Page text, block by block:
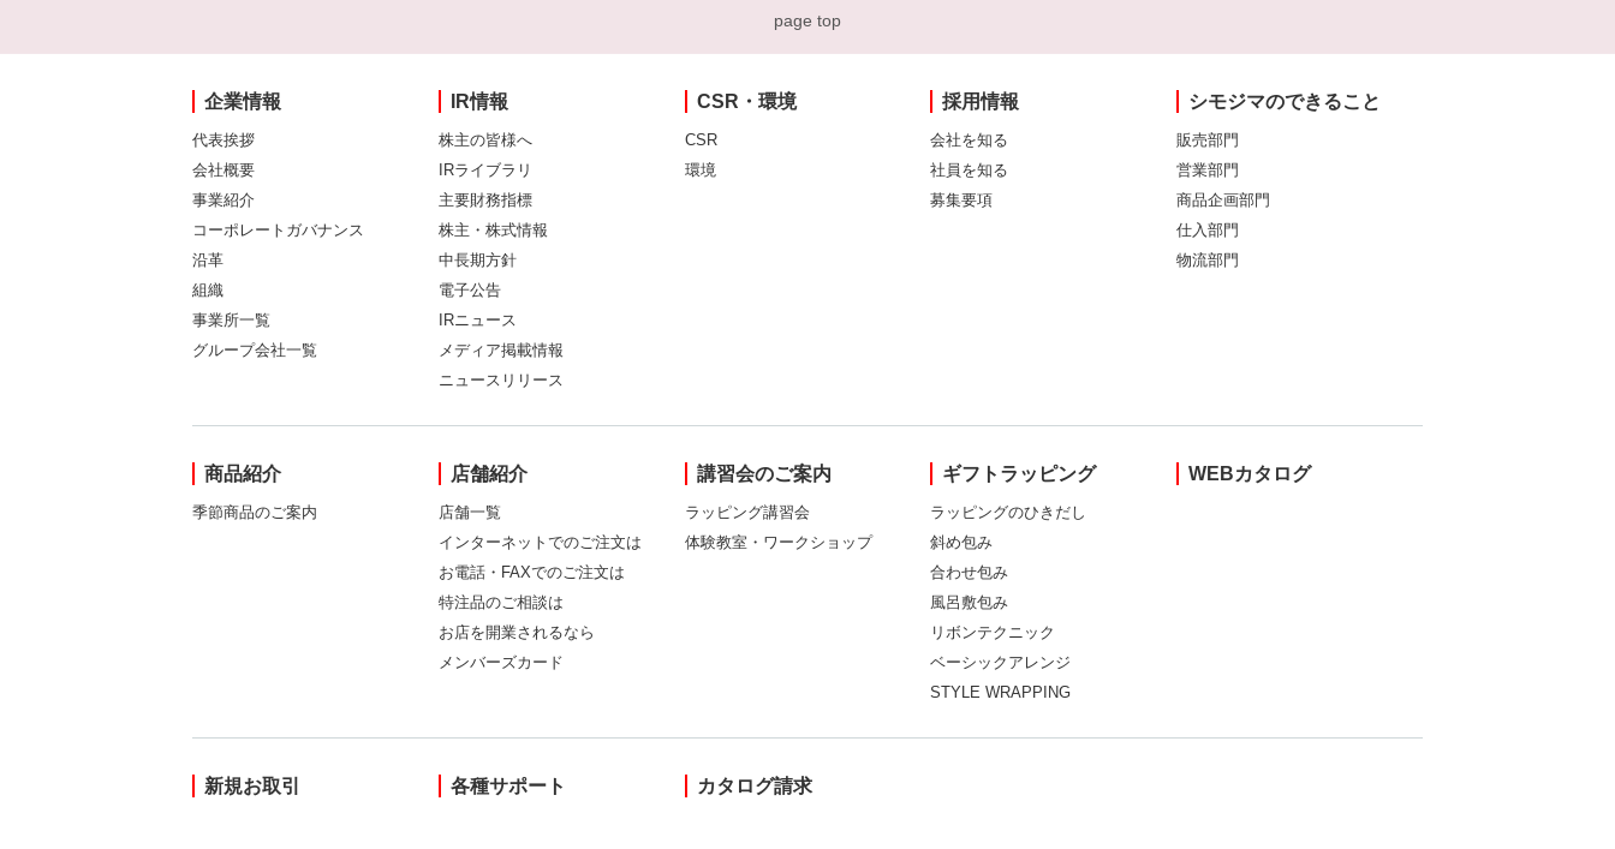
page top
企業情報
代表挨拶
会社概要
事業紹介
コーポレートガバナンス
沿革
組織
事業所一覧
グループ会社一覧
IR情報
株主の皆様へ
IRライブラリ
主要財務指標
株主・株式情報
中長期方針
電子公告
IRニュース
メディア掲載情報
ニュースリリース
CSR・環境
CSR
環境
採用情報
会社を知る
社員を知る
募集要項
シモジマのできること
販売部門
営業部門
商品企画部門
仕入部門
物流部門
商品紹介
季節商品のご案内
店舗紹介
店舗一覧
インターネットでのご注文は
お電話・FAXでのご注文は
特注品のご相談は
お店を開業されるなら
メンバーズカード
講習会のご案内
ラッピング講習会
体験教室・ワークショップ
ギフトラッピング
ラッピングのひきだし
斜め包み
合わせ包み
風呂敷包み
リボンテクニック
ベーシックアレンジ
STYLE WRAPPING
WEBカタログ
新規お取引 各種サポート カタログ請求